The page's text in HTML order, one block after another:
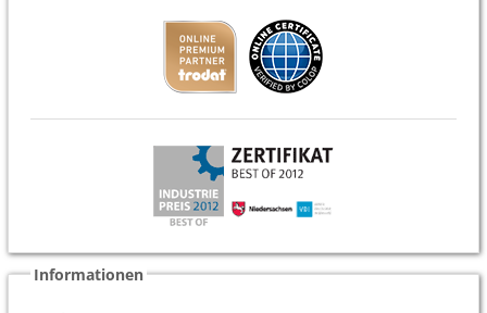
Informationen